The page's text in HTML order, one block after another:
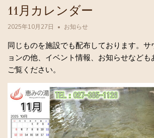
11月カレンダー
2025年10月27日 お知らせ
同じものを施設でも配布しております。サ
ョンの他、イベント情報、お知らせなど
ご覧ください。